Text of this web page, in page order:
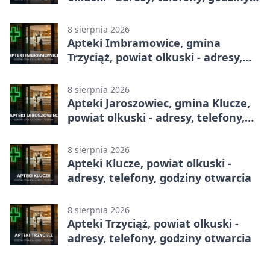
8 sierpnia 2026
Apteki Imbramowice, gmina
Trzyciąż, powiat olkuski - adresy,
8 sierpnia 2026
Apteki Jaroszowiec, gmina Klucze,
powiat olkuski - adresy, telefony,
8 sierpnia 2026
Apteki Klucze, powiat olkuski -
adresy, telefony, godziny otwarcia
8 sierpnia 2026
Apteki Trzyciąż, powiat olkuski -
adresy, telefony, godziny otwarcia